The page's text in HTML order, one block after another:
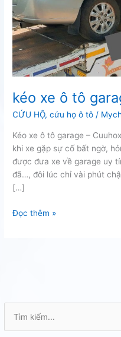
kéo xe ô tô
CỨU HỘ,cứu họ ô tô /
Kéo xe ô tô garage –
khi xe gặp sự cố bất ngờ,
được đưa xe về garage uy
đã…, đôi lúc chỉ vài phút
[…]
kéo
Đọc thêm »